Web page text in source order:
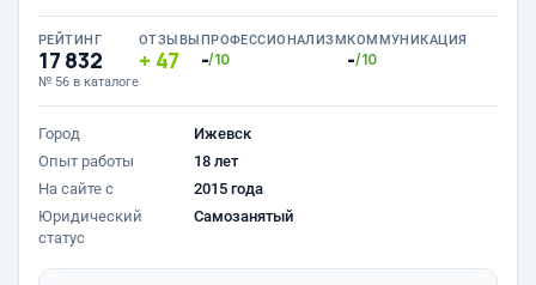
РЕЙТИНГ
17 832
№ 56 в каталоге
ОТЗЫВЫ
47
ПРОФЕССИОНАЛИЗМ
-/10
КОММУНИКАЦИЯ
-/10
Город
Ижевск
Опыт работы
18 лет
На сайте с
2015 года
Юридический
статус
Самозанятый